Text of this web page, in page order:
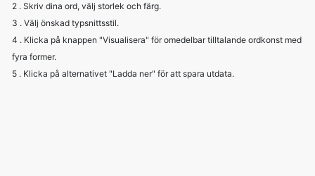
2 . Skriv dina ord, välj storlek och färg.
3 . Välj önskad typsnittsstil.
4 . Klicka på knappen "Visualisera" för omedelbar tilltalande ordkonst med
fyra former.
5 . Klicka på alternativet "Ladda ner" för att spara utdata.